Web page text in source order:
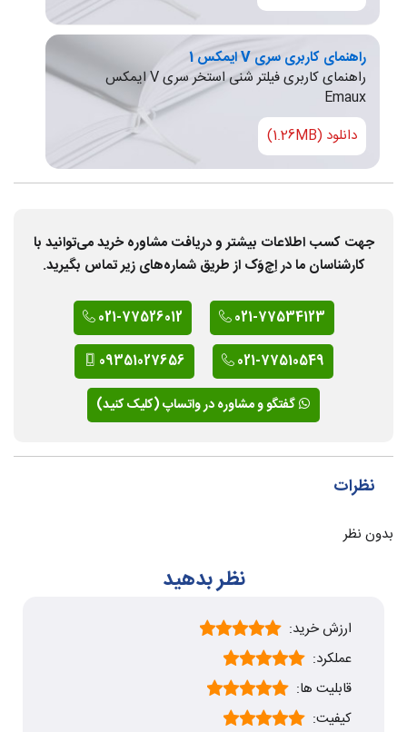
راهنمای کاربری سری V ایمکس 1
راهنمای کاربری فیلتر شنی استخر سری V ایمکس
Emaux
دانلود (1.26MB)
جهت کسب اطلاعات بیشتر و دریافت مشاوره خرید می‌توانید با
کارشناسان ما در اِچ‌وَک از طریق شماره‌های زیر تماس بگیرید.
021-77534123
021-77526012
021-77510549
09351027656
گفتگو و مشاوره در واتساپ (کلیک کنید)
نظرات
بدون نظر
نظر بدهید
ارزش خرید:
عملکرد:
قابلیت ها:
کیفیت: